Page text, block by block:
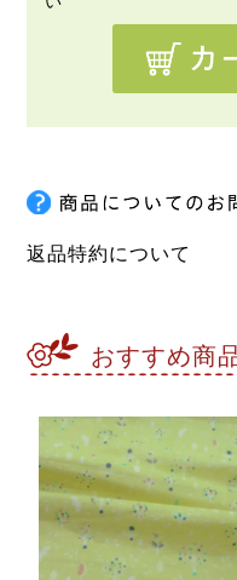
返品特約について
おすすめ商